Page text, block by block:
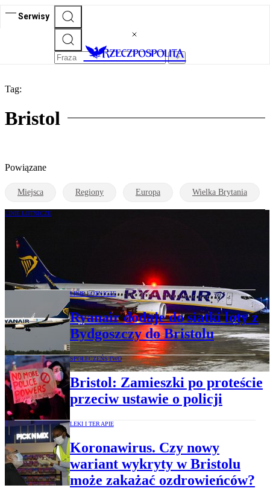
Serwisy
Tag:
Bristol
Powiązane
Miejsca Regiony Europa Wielka Brytania
LINIE LOTNICZE
Kolejny pasażer Ryanaira skazany. 10
miesięcy więzienia za „niewybaczalne
zachowanie”
LINIE LOTNICZE
Ryanair dodaje do siatki loty z
Bydgoszczy do Bristolu
SPOŁECZEŃSTWO
Bristol: Zamieszki po proteście
przeciw ustawie o policji
LEKI I TERAPIE
Koronawirus. Czy nowy
wariant wykryty w Bristolu
może zakażać ozdrowieńców?